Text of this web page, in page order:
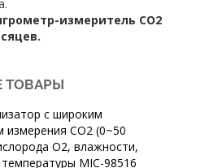
измеритель CO2